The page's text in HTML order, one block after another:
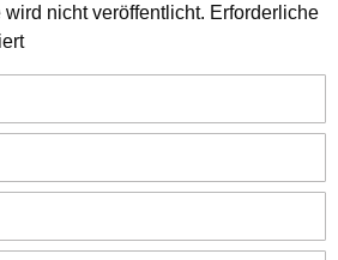
nicht veröffentlicht. Erforderliche